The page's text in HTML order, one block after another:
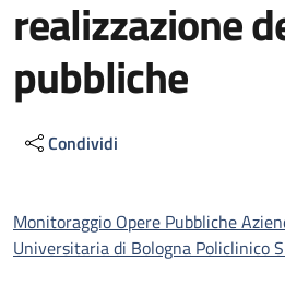
realizzazione
pubbliche
Condividi
Descrizione
Monitoraggio Opere Pubbliche
Universitaria di Bologna Policlinico